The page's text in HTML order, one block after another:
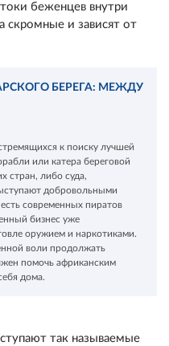
беженцев внутри
скромные и зависят от
БЕРЕГА: МЕЖДУ
к поиску лучшей
или катера береговой
стран, либо суда,
добровольными
современных пиратов
бизнес уже
оружием и наркотиками.
воли продолжать
помочь африканским
дома.
так называемые